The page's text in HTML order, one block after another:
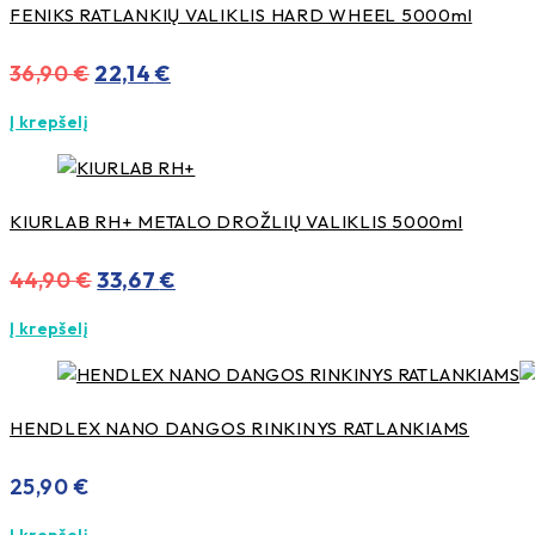
FENIKS RATLANKIŲ VALIKLIS HARD WHEEL 5000ml
36,90€ Original
36,90 €.
22,14€
22,14 €.
Į krepšelį
KIURLAB RH+ METALO DROŽLIŲ VALIKLIS 5000ml
44,90€Original
44,90 €.
33,67€
33,67 €.
Į krepšelį
HENDLEX NANO DANGOS RINKINYS RATLANKIAMS
25,90€